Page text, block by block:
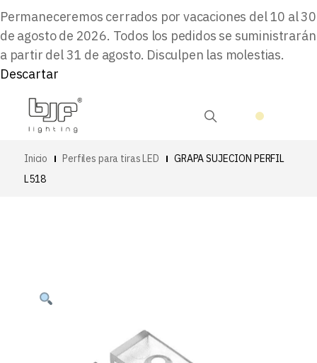
Permaneceremos cerrados por vacaciones del 10 al 30
de agosto de 2026. Todos los pedidos se suministrarán
a partir del 31 de agosto. Disculpen las molestias.
Descartar
Inicio Perfiles para tiras LED
GRAPA SUJECION PERFIL
L518